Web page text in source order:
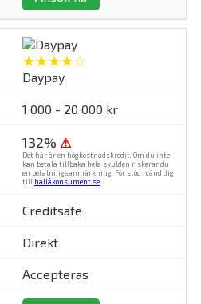
★★★★☆
Daypay
1 000 - 20 000 kr
132% ⚠
Det här är en högkostnadskredit. Om du inte
kan betala tillbaka hela skulden riskerar du
en betalningsanmärkning. För stöd, vänd dig
till hallåkonsument.se
Creditsafe
Direkt
Accepteras